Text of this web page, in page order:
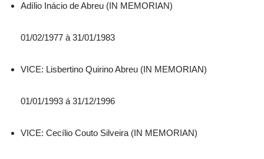
Adílio Inácio de Abreu (IN MEMORIAN)
01/02/1977 à 31/01/1983
VICE: Lisbertino Quirino Abreu (IN MEMORIAN)
01/01/1993 á 31/12/1996
VICE: Cecílio Couto Silveira (IN MEMORIAN)